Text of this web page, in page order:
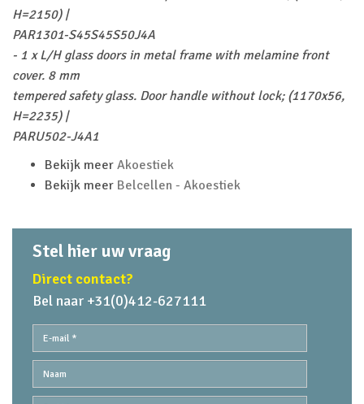
H=2150) |
PAR1301-S45S45S50J4A
- 1 x L/H glass doors in metal frame with melamine front
cover. 8 mm
tempered safety glass. Door handle without lock; (1170x56,
H=2235) |
PARU502-J4A1
Bekijk meer Akoestiek
Bekijk meer Belcellen - Akoestiek
Stel hier uw vraag
Direct contact?
Bel naar +31(0)412-627111